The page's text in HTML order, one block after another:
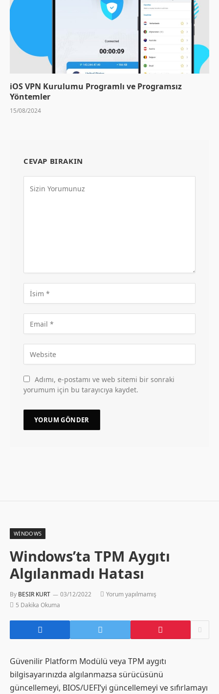
iOS VPN Kurulumu Programlı ve Programsız
Yöntemler
15/08/2024
CEVAP BIRAKIN
Adımı, e-postamı ve web sitemi bir sonraki
yorumum için bu tarayıcıya kaydet.
WINDOWS
Windows’ta TPM Aygıtı
Algılanmadı Hatası
By BESIR KURT 03/12/2022
Yorum yapılmamış
5 Dakika Okuma
Güvenilir Platform Modülü veya TPM aygıtı
bilgisayarınızda algılanmazsa sürücüsünü
güncellemeyi, BIOS/UEFI’yi güncellemeyi ve sıfırlamayı